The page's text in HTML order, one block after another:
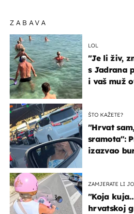
ZABAVA
LOL
"Je li živ,
s Jadrana
i vaš muž
ŠTO KAŽETE?
"Hrvat
sramota":
izazvao
ZAMJERATE LI
"Koja
hrvatskoj